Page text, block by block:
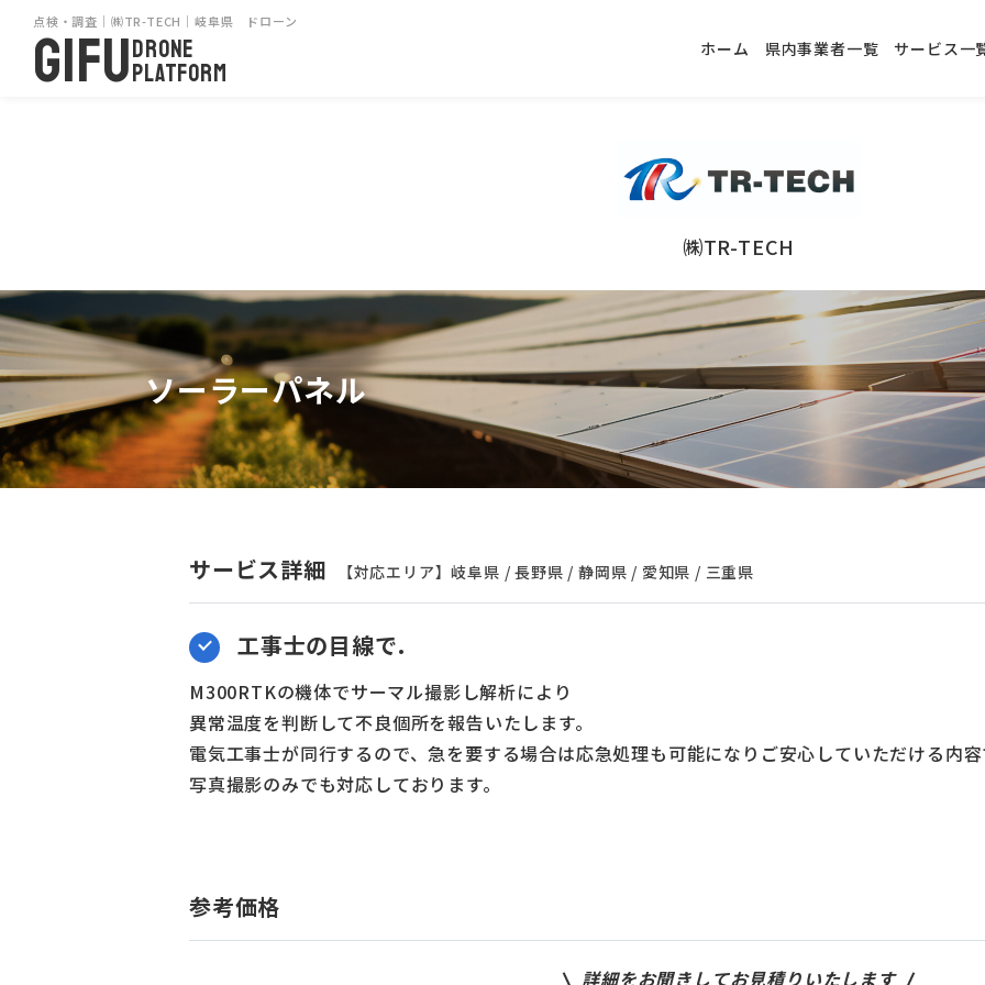
点検・調査｜㈱TR-TECH｜岐阜県 ドローン
GIFUDRONE
PLATFORM
ホーム 県内事業者一覧 サービス一
㈱TR-TECH
ソーラーパネル
サービス詳細 【対応エリア】岐阜県 / 長野県 / 静岡県 / 愛知県 / 三重県
工事士の目線で.
M300RTKの機体でサーマル撮影し解析により
異常温度を判断して不良個所を報告いたします。
電気工事士が同行するので、急を要する場合は応急処理も可能になりご安心していただける内
写真撮影のみでも対応しております。
参考価格
詳細をお聞きしてお見積りいたします